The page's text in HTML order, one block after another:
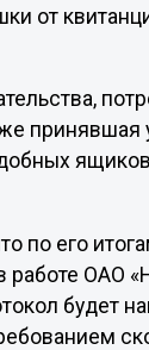
от
принявшая
по его
работе ОАО
будет